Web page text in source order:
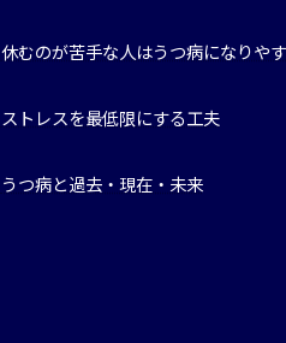
休むのが苦手な人はうつ病になりや
ストレスを最低限にする工夫
うつ病と過去・現在・未来